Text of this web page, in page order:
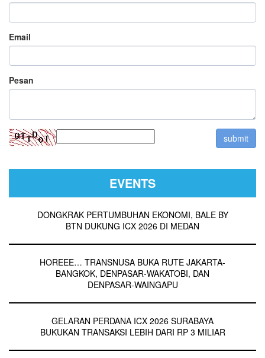
Email
Pesan
EVENTS
DONGKRAK PERTUMBUHAN EKONOMI, BALE BY
BTN DUKUNG ICX 2026 DI MEDAN
HOREEE… TRANSNUSA BUKA RUTE JAKARTA-
BANGKOK, DENPASAR-WAKATOBI, DAN
DENPASAR-WAINGAPU
GELARAN PERDANA ICX 2026 SURABAYA
BUKUKAN TRANSAKSI LEBIH DARI RP 3 MILIAR